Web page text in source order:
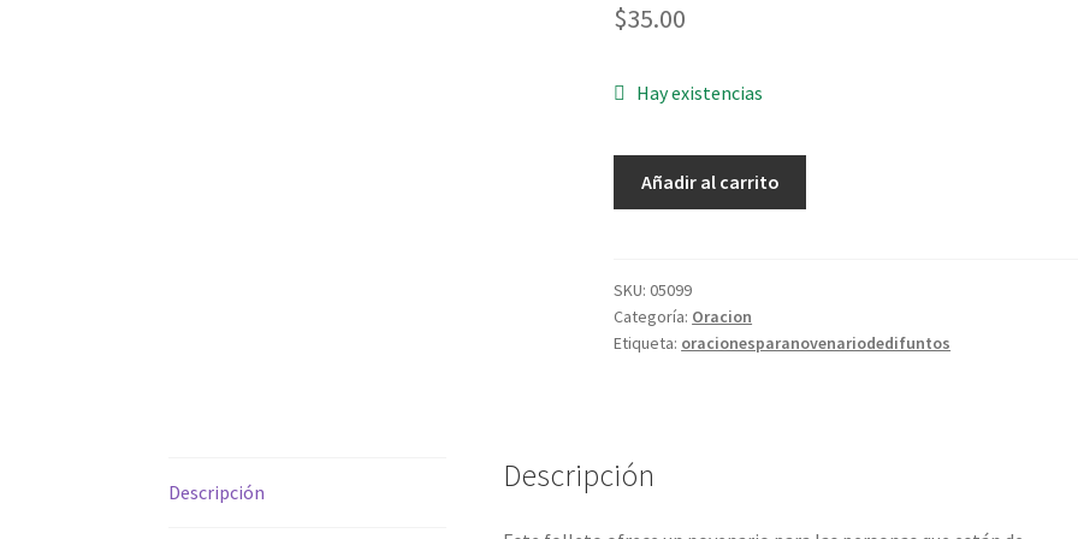
$35.00
Hay existencias
cantos
para
Difuntos
Añadir al carrito
SKU:05099
Categoría: Oracion
Etiqueta: oracionesparanovenariodedifuntos
Descripción Descripción